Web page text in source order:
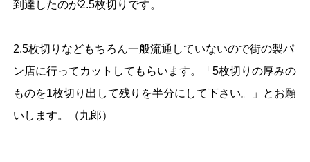
到達したのが2.5枚切りです。
2.5枚切りなどもちろん一般流通していないので街の製パ
ン店に行ってカットしてもらいます。「5枚切りの厚みの
ものを1枚切り出して残りを半分にして下さい。」とお願
いします。（九郎）